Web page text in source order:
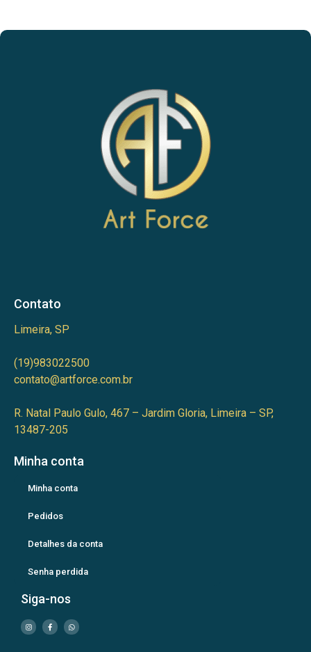
Contato
Limeira, SP
(19)983022500
contato@artforce.com.br
R. Natal Paulo Gulo, 467 – Jardim Gloria, Limeira – SP,
13487-205
Minha conta
Minha conta
Pedidos
Detalhes da conta
Senha perdida
Siga-nos